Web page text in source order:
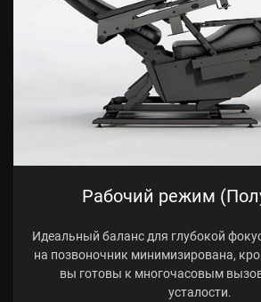
Рабочий режим
Идеальный баланс для глубокой
на позвоночник минимизирована,
вы готовы к многочасовым
усталости.